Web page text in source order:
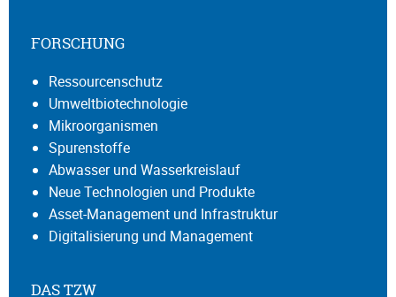
FORSCHUNG
Ressourcenschutz
Umweltbiotechnologie
Mikroorganismen
Spurenstoffe
Abwasser und Wasserkreislauf
Neue Technologien und Produkte
Asset-Management und Infrastruktur
Digitalisierung und Management
DAS TZW